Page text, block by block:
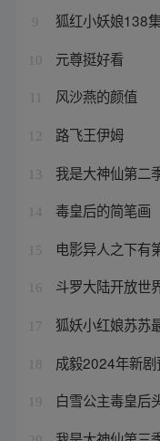
9 狐红小妖娘138
10 元尊挺好看
风沙燕的颜值
12 路飞王伊姆
13 我是大神仙第二
14 毒皇后的简笔画
15 电影异人之下有
16 斗罗大陆开放世
17 狐妖小红娘苏苏
18 成毅2024年新剧
19 白雪公主毒皇后